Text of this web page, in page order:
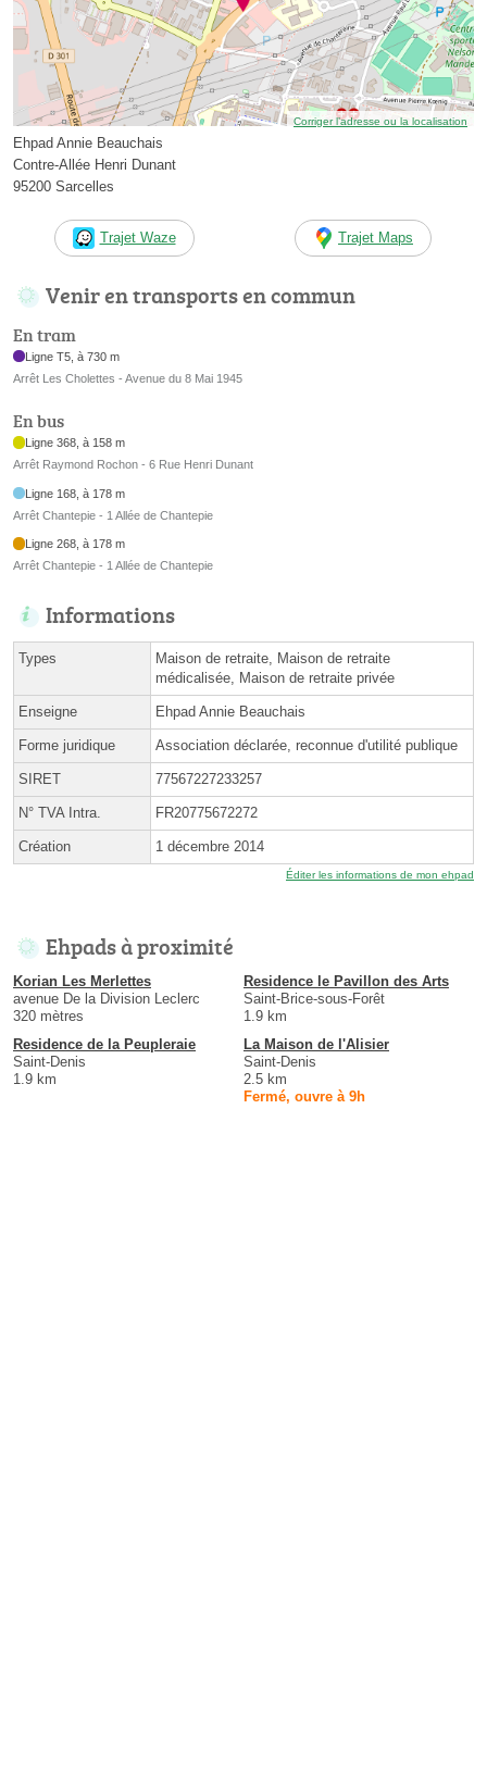
Corriger l’adresse ou la localisation
Ehpad Annie Beauchais
Contre-Allée Henri Dunant
95200 Sarcelles
Trajet Waze Trajet Maps
Venir en transports en commun
En tram
Ligne T5, à 730 m
Arrêt Les Cholettes - Avenue du 8 Mai 1945
En bus
Ligne 368, à 158 m
Arrêt Raymond Rochon - 6 Rue Henri Dunant
Ligne 168, à 178 m
Arrêt Chantepie - 1 Allée de Chantepie
Ligne 268, à 178 m
Arrêt Chantepie - 1 Allée de Chantepie
Informations
Types
Maison de retraite, Maison de retraite
médicalisée, Maison de retraite privée
Enseigne Ehpad Annie Beauchais
Forme juridique Association déclarée, reconnue d'utilité publique
SIRET 77567227233257
N° TVA Intra. FR20775672272
Création 1 décembre 2014
Éditer les informations de mon ehpad
Ehpads à proximité
Korian Les Merlettes
avenue De la Division Leclerc
320 mètres
Residence le Pavillon des Arts
Saint-Brice-sous-Forêt
1.9 km
Residence de la Peupleraie
Saint-Denis
1.9 km
La Maison de l'Alisier
Saint-Denis
2.5 km
Fermé, ouvre à 9h